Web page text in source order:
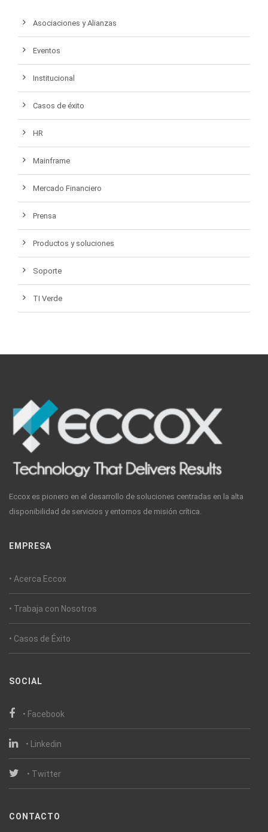
Asociaciones y Alianzas
Eventos
Institucional
Casos de éxito
HR
Mainframe
Mercado Financiero
Prensa
Productos y soluciones
Soporte
TI Verde
Eccox es pionero en el desarrollo de soluciones centradas en la alta
disponibilidad de servicios y entornos de misión crítica.
EMPRESA
• Acerca Eccox
• Trabaja con Nosotros
• Casos de Éxito
SOCIAL
• Facebook
• Linkedin
• Twitter
CONTACTO